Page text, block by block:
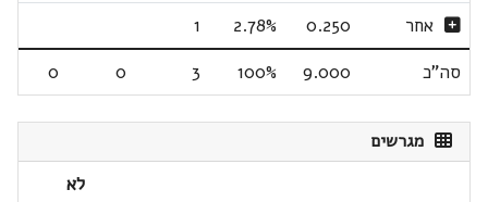
אחר 0.250
2.78%
1
סה"כ
9.000
100%
3
0
0
מגרשים
לא